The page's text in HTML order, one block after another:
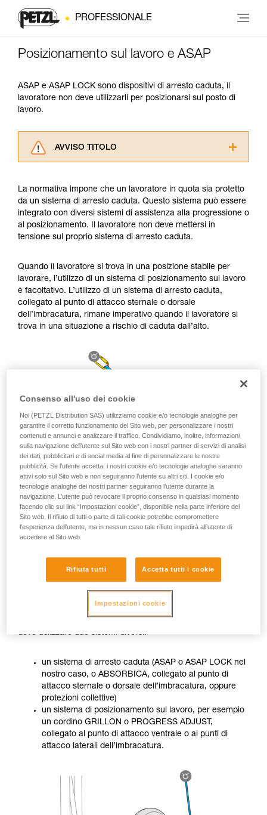
PROFESSIONALE
Posizionamento sul lavoro e ASAP
ASAP e ASAP LOCK sono dispositivi di arresto caduta, il
lavoratore non deve utilizzarli per posizionarsi sul posto di
lavoro.
AVVISO TITOLO
consultarlo. Dovete aver compreso le
informazioni dell’istruzione tecnica per poter
capire queste ulteriori informazioni.
La padronanza di queste tecniche richiede una
formazione ed un addestramento specifico.
capacità di rifare la manovra, da soli, in piena
sicurezza, prima di riprodurla autonomamente.
Forniamo esempi di tecniche relative alla vostra
attività. Ne possono esistere altre che non
vengono qui descritte.
La normativa impone che un lavoratore in quota sia protetto
da un sistema di arresto caduta. Questo sistema può essere
integrato con diversi sistemi di assistenza alla progressione o
al posizionamento. Il lavoratore non deve mettersi in
tensione sul proprio sistema di arresto caduta.
Quando il lavoratore si trova in una posizione stabile per
lavorare, l’utilizzo di un sistema di posizionamento sul lavoro
è facoltativo. L’utilizzo di un sistema di arresto caduta,
collegato al punto di attacco sternale o dorsale
dell’imbracatura, rimane imperativo quando il lavoratore si
trova in una situazione a rischio di caduta dall’alto.
deve utilizzare due sistemi diversi:
un sistema di arresto caduta (ASAP o ASAP LOCK nel
nostro caso, o ABSORBICA, collegato al punto di
attacco sternale o dorsale dell’imbracatura, oppure
protezioni collettive)
un sistema di posizionamento sul lavoro, per esempio
un cordino GRILLON o PROGRESS ADJUST,
collegato al punto di attacco ventrale o ai punti di
attacco laterali dell’imbracatura.
Consenso all'uso dei cookie
Noi (PETZL Distribution SAS) utilizziamo cookie e/o tecnologie analoghe per
garantire il corretto funzionamento del Sito web, per personalizzare i nostri
contenuti e annunci e analizzare il traffico. Condividiamo, inoltre, informazioni
sulla navigazione dell’utente sul Sito web con i nostri partner di servizi di analisi
dei dati, pubblicitari e di social media al fine di personalizzare le nostre
pubblicità. Se l’utente accetta, i nostri cookie e/o tecnologie analoghe saranno
attivi solo sul Sito web e non seguiranno l’utente su altri siti. I cookie e/o
tecnologie analoghe dei nostri partner seguiranno l’utente durante la
navigazione. L’utente può revocare il proprio consenso in qualsiasi momento
facendo clic sul link “Impostazioni cookie”, disponibile nella parte inferiore del
Sito web. Il rifiuto di tutti o parte di tali cookie potrebbe compromettere
l’esperienza dell’utente, ma in nessun caso tale rifiuto impedirà all’utente di
accedere al Sito web.
Rifiuta tutti Accetta tutti i cookie
Impostazioni cookie